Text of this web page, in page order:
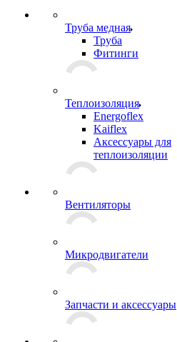
Труба медная
Труба
Фитинги
Теплоизоляция
Energoflex
Kaiflex
Аксессуары для
теплоизоляции
Вентиляторы
Микродвигатели
Запчасти и аксессуары